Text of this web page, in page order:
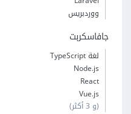
ووردبريس
جافاسكربت
لغة TypeScript
Node.js
React
Vue.js
(و 3 أكثر)